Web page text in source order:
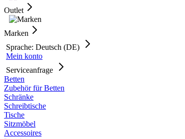
Outlet
Marken
Sprache: Deutsch (DE)
Mein konto
Serviceanfrage
Betten
Zubehör für Betten
Schränke
Schreibtische
Tische
Sitzmöbel
Accessoires